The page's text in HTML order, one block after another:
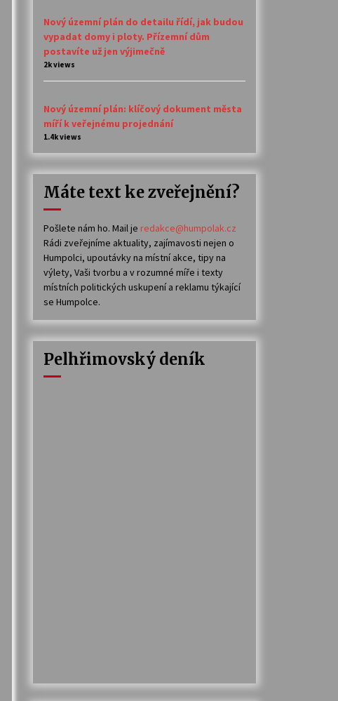
Nový územní plán do detailu řídí, jak budou
vypadat domy i ploty. Přízemní dům
postavíte už jen výjimečně
2k views
Nový územní plán: klíčový dokument města
míří k veřejnému projednání
1.4k views
Máte text ke zveřejnění?
Pošlete nám ho. Mail je redakce@humpolak.cz
Rádi zveřejníme aktuality, zajímavosti nejen o
Humpolci, upoutávky na místní akce, tipy na
výlety, Vaši tvorbu a v rozumné míře i texty
místních politických uskupení a reklamu týkající
se Humpolce.
Pelhřimovský deník